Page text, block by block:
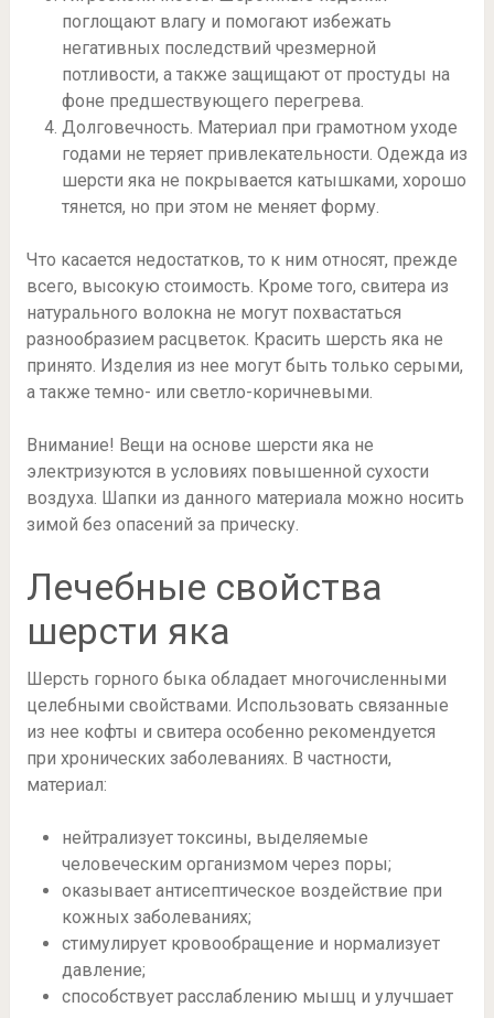
поглощают влагу и помогают избежать
негативных последствий чрезмерной
потливости, а также защищают от простуды на
фоне предшествующего перегрева.
Долговечность. Материал при грамотном уходе
годами не теряет привлекательности. Одежда из
шерсти яка не покрывается катышками, хорошо
тянется, но при этом не меняет форму.
Что касается недостатков, то к ним относят, прежде
всего, высокую стоимость. Кроме того, свитера из
натурального волокна не могут похвастаться
разнообразием расцветок. Красить шерсть яка не
принято. Изделия из нее могут быть только серыми,
а также темно- или светло-коричневыми.
Внимание! Вещи на основе шерсти яка не
электризуются в условиях повышенной сухости
воздуха. Шапки из данного материала можно носить
зимой без опасений за прическу.
Лечебные свойства
шерсти яка
Шерсть горного быка обладает многочисленными
целебными свойствами. Использовать связанные
из нее кофты и свитера особенно рекомендуется
при хронических заболеваниях. В частности,
материал:
нейтрализует токсины, выделяемые
человеческим организмом через поры;
оказывает антисептическое воздействие при
кожных заболеваниях;
стимулирует кровообращение и нормализует
давление;
способствует расслаблению мышц и улучшает